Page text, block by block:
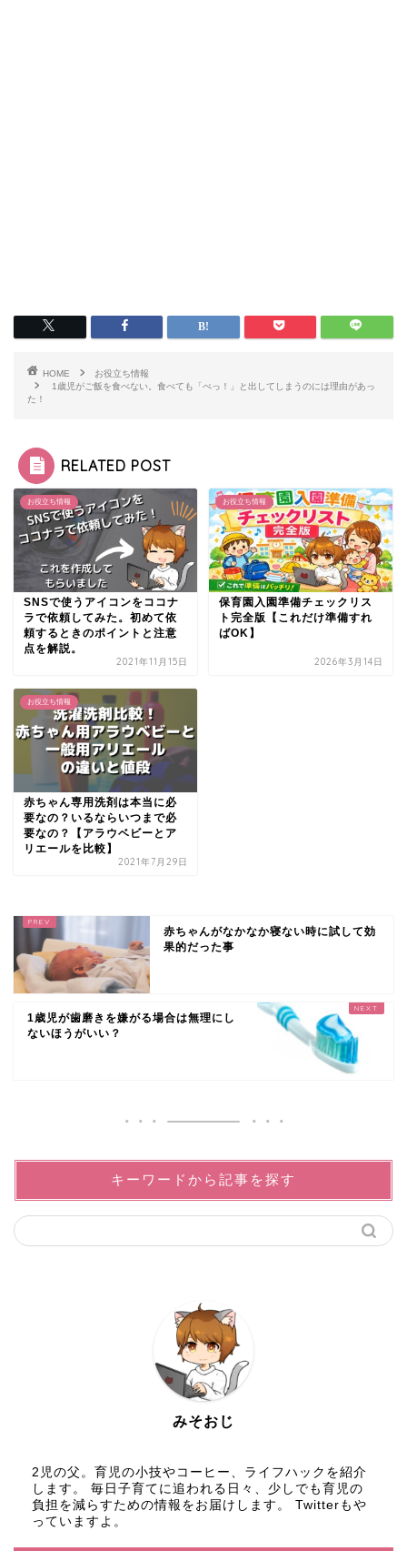
HOME
お役立ち情報
1歳児がご飯を食べない。食べても「ぺっ！」と出してしまうのには理由があっ
た！
RELATED POST
お役立ち情報
SNSで使うアイコンをココナ
ラで依頼してみた。初めて依
頼するときのポイントと注意
点を解説。
2021年11月15日
お役立ち情報
保育園入園準備チェックリス
ト完全版【これだけ準備すれ
ばOK】
2026年3月14日
お役立ち情報
赤ちゃん専用洗剤は本当に必
要なの？いるならいつまで必
要なの？【アラウベビーとア
リエールを比較】
2021年7月29日
赤ちゃんがなかなか寝ない時に試して効
果的だった事
1歳児が歯磨きを嫌がる場合は無理にし
ないほうがいい？
キーワードから記事を探す
みそおじ
2児の父。育児の小技やコーヒー、ライフハックを紹介
します。 毎日子育てに追われる日々、少しでも育児の
負担を減らすための情報をお届けします。 Twitterもや
っていますよ。